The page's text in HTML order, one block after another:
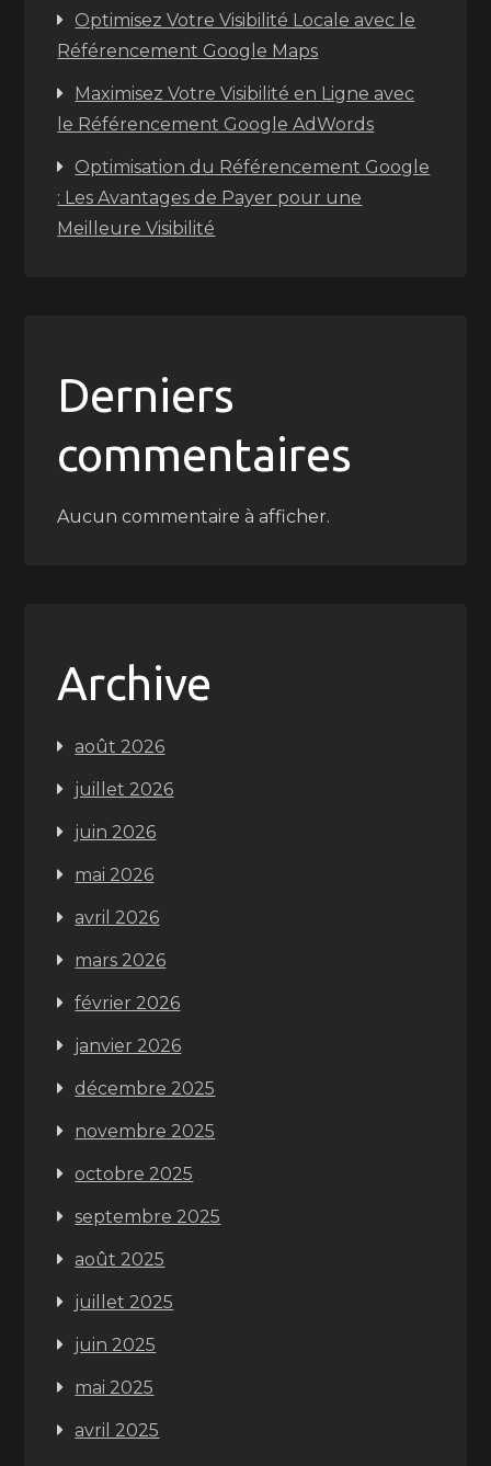
Optimisez Votre Visibilité Locale avec le
Référencement Google Maps
Maximisez Votre Visibilité en Ligne avec
le Référencement Google AdWords
Optimisation du Référencement Google
: Les Avantages de Payer pour une
Meilleure Visibilité
Derniers
commentaires
Aucun commentaire à afficher.
Archive
août 2026
juillet 2026
juin 2026
mai 2026
avril 2026
mars 2026
février 2026
janvier 2026
décembre 2025
novembre 2025
octobre 2025
septembre 2025
août 2025
juillet 2025
juin 2025
mai 2025
avril 2025